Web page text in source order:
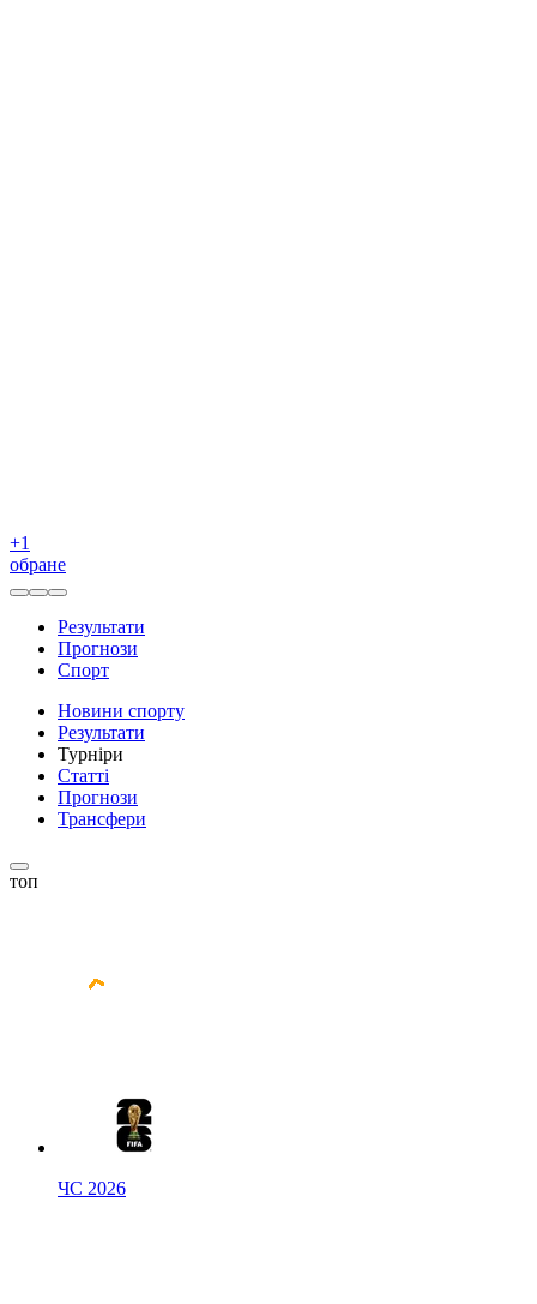
+1
обране
Результати
Прогнози
Спорт
Новини спорту
Результати
Турніри
Статті
Прогнози
Трансфери
топ
ЧС 2026